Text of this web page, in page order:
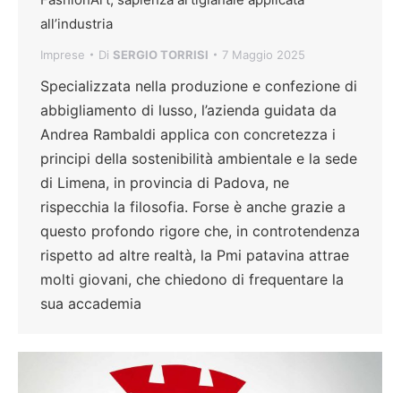
all’industria
Imprese Di SERGIO TORRISI 7 Maggio 2025
Specializzata nella produzione e confezione di
abbigliamento di lusso, l’azienda guidata da
Andrea Rambaldi applica con concretezza i
principi della sostenibilità ambientale e la sede
di Limena, in provincia di Padova, ne
rispecchia la filosofia. Forse è anche grazie a
questo profondo rigore che, in controtendenza
rispetto ad altre realtà, la Pmi patavina attrae
molti giovani, che chiedono di frequentare la
sua accademia